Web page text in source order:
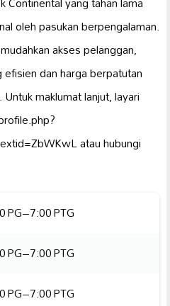
oleh pasukan berpengalaman.
akses pelanggan,
dan harga berpatutan
maklumat lanjut, layari
atau hubungi
PG–7:00 PTG
PG–7:00 PTG
PG–7:00 PTG